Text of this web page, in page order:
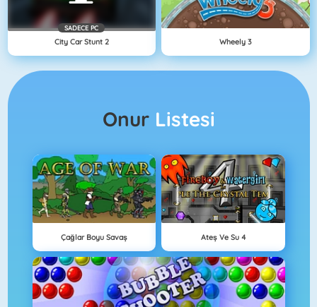
SADECE PC
City Car Stunt 2 Wheely 3
Onur Listesi
Çağlar Boyu Savaş Ateş Ve Su 4